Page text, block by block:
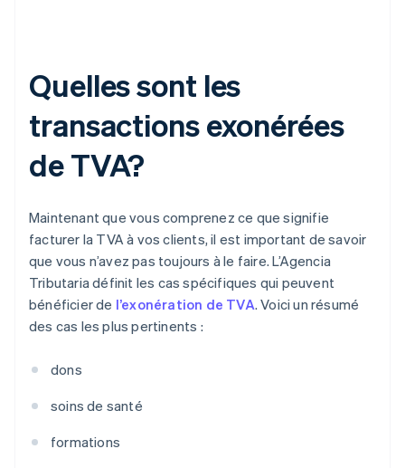
Quelles sont les
transactions exonérées
de TVA?
Maintenant que vous comprenez ce que signifie
facturer la TVA à vos clients, il est important de savoir
que vous n’avez pas toujours à le faire. L’Agencia
Tributaria définit les cas spécifiques qui peuvent
bénéficier de l’exonération de TVA. Voici un résumé
des cas les plus pertinents :
dons
soins de santé
formations